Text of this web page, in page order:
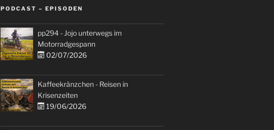
PODCAST – EPISODEN
pp294 - Jojo unterwegs im
Motorradgespann
02/07/2026
Kaffeekränzchen - Reisen in
Krisenzeiten
19/06/2026